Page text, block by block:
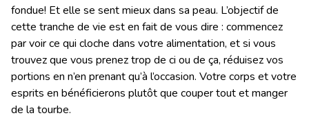
fondue! Et elle se sent mieux dans sa peau. L’objectif de
cette tranche de vie est en fait de vous dire : commencez
par voir ce qui cloche dans votre alimentation, et si vous
trouvez que vous prenez trop de ci ou de ça, réduisez vos
portions en n’en prenant qu’à l’occasion. Votre corps et votre
esprits en bénéficierons plutôt que couper tout et manger
de la tourbe.